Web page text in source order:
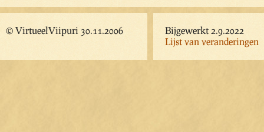
© VirtueelViipuri 30.11.2006
Bijgewerkt 2.9.2022
Lijst van veranderingen